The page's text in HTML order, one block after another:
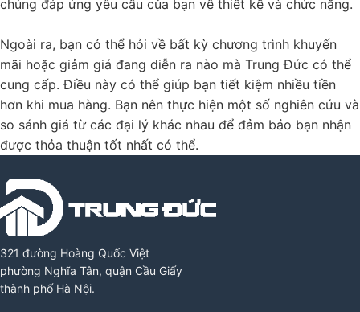
chúng đáp ứng yêu cầu của bạn về thiết kế và chức năng.
Ngoài ra, bạn có thể hỏi về bất kỳ chương trình khuyến
mãi hoặc giảm giá đang diễn ra nào mà Trung Đức có thể
cung cấp. Điều này có thể giúp bạn tiết kiệm nhiều tiền
hơn khi mua hàng. Bạn nên thực hiện một số nghiên cứu và
so sánh giá từ các đại lý khác nhau để đảm bảo bạn nhận
được thỏa thuận tốt nhất có thể.
321 đường Hoàng Quốc Việt
phường Nghĩa Tân, quận Cầu Giấy
thành phố Hà Nội.